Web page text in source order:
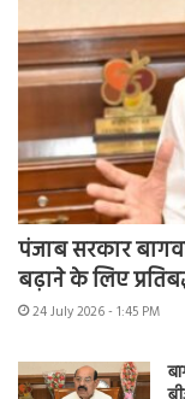
पंजाब सरकार
बढ़ाने के लिए
24 July 2026 - 1:45 PM